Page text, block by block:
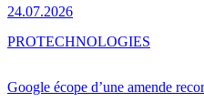
24.07.2026
Google écope d’une amende
PROTECHNOLOGIES